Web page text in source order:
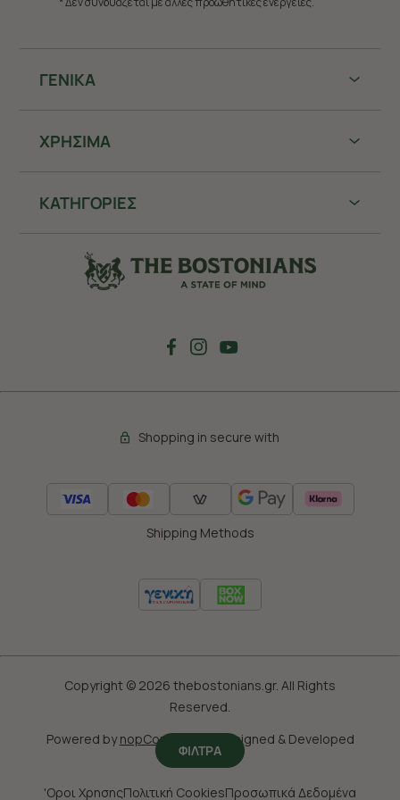
ΦΙΛΤΡΑ
ΓΕΝΙΚΑ
ΧΡHΣΙΜΑ
ΚΑΤΗΓΟΡΙΕΣ
Shopping in secure with
Shipping Methods
Copyright © 2026 thebostonians.gr. All Rights
Reserved.
Powered bynopCommerce
Designed & Developed
bySLEED
'Οροι ΧρησηςΠολιτική CookiesΠροσωπικά Δεδομένα